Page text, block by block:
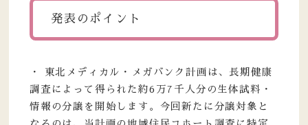
発表のポイント
・ 東北メディカル・メガバンク計画は、長期健康
調査によって得られた約6万7千人分の生体試料・
情報の分譲を開始します。今回新たに分譲対象と